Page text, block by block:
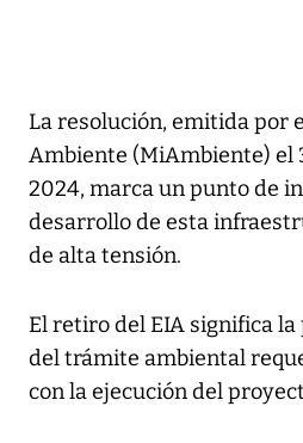
La resolución, emitida por
Ambiente (MiAmbiente) el
2024, marca un punto de
desarrollo de esta
de alta tensión.
El retiro del EIA significa
del trámite ambiental
con la ejecución del